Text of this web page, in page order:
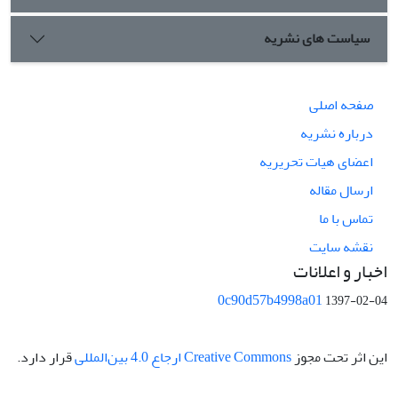
سیاست های نشریه
صفحه اصلی
درباره نشریه
اعضای هیات تحریریه
ارسال مقاله
تماس با ما
نقشه سایت
اخبار و اعلانات
0c90d57b4998a011397-02-04
این اثر تحت مجوز Creative Commons ارجاع 4.0 بین‌المللی قرار دارد.